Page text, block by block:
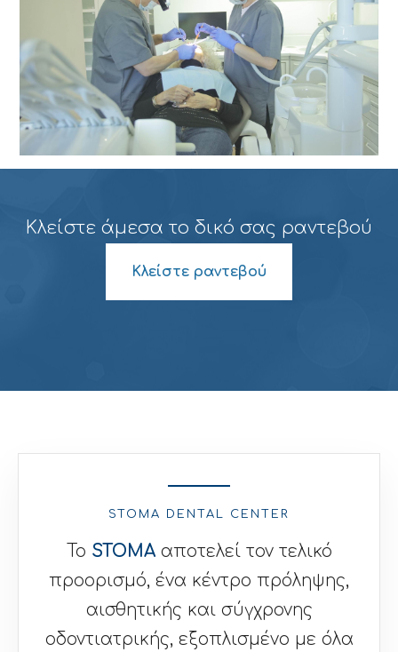
Κλείστε άμεσα το δικό σας ραντεβού
Κλείστε ραντεβού
STOMA DENTAL CENTER
Το STOMAαποτελεί τον τελικό
προορισμό, ένα κέντρο πρόληψης,
αισθητικής και σύγχρονης
οδοντιατρικής, εξοπλισμένο με όλα